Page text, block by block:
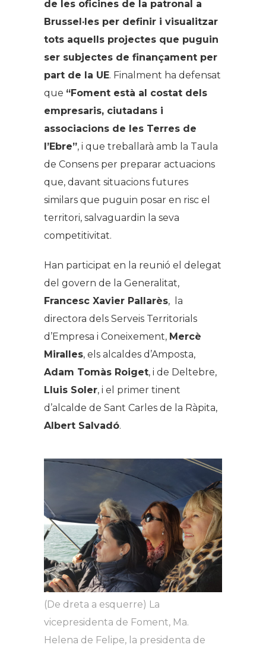
de les oficines de la patronal a
Brussel·les per definir i visualitzar
tots aquells projectes que puguin
ser subjectes de finançament per
part de la UE. Finalment ha defensat
que “Foment està al costat dels
empresaris, ciutadans i
associacions de les Terres de
l’Ebre”, i que treballarà amb la Taula
de Consens per preparar actuacions
que, davant situacions futures
similars que puguin posar en risc el
territori, salvaguardin la seva
competitivitat.
Han participat en la reunió el delegat
del govern de la Generalitat,
Francesc Xavier Pallarès, la
directora dels Serveis Territorials
d’Empresa i Coneixement, Mercè
Miralles, els alcaldes d’Amposta,
Adam Tomàs Roiget, i de Deltebre,
Lluis Soler, i el primer tinent
d’alcalde de Sant Carles de la Ràpita,
Albert Salvadó.
(De dreta a esquerre) La
vicepresidenta de Foment, Ma.
Helena de Felipe, la presidenta de